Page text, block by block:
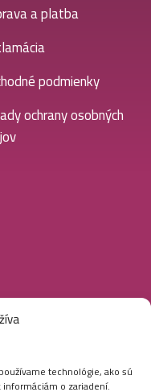
technológie, ako sú
o zariadení.
a platba
podmienky
ochrany osobných